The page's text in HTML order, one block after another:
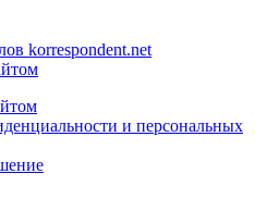
korrespondent.net
и персональных